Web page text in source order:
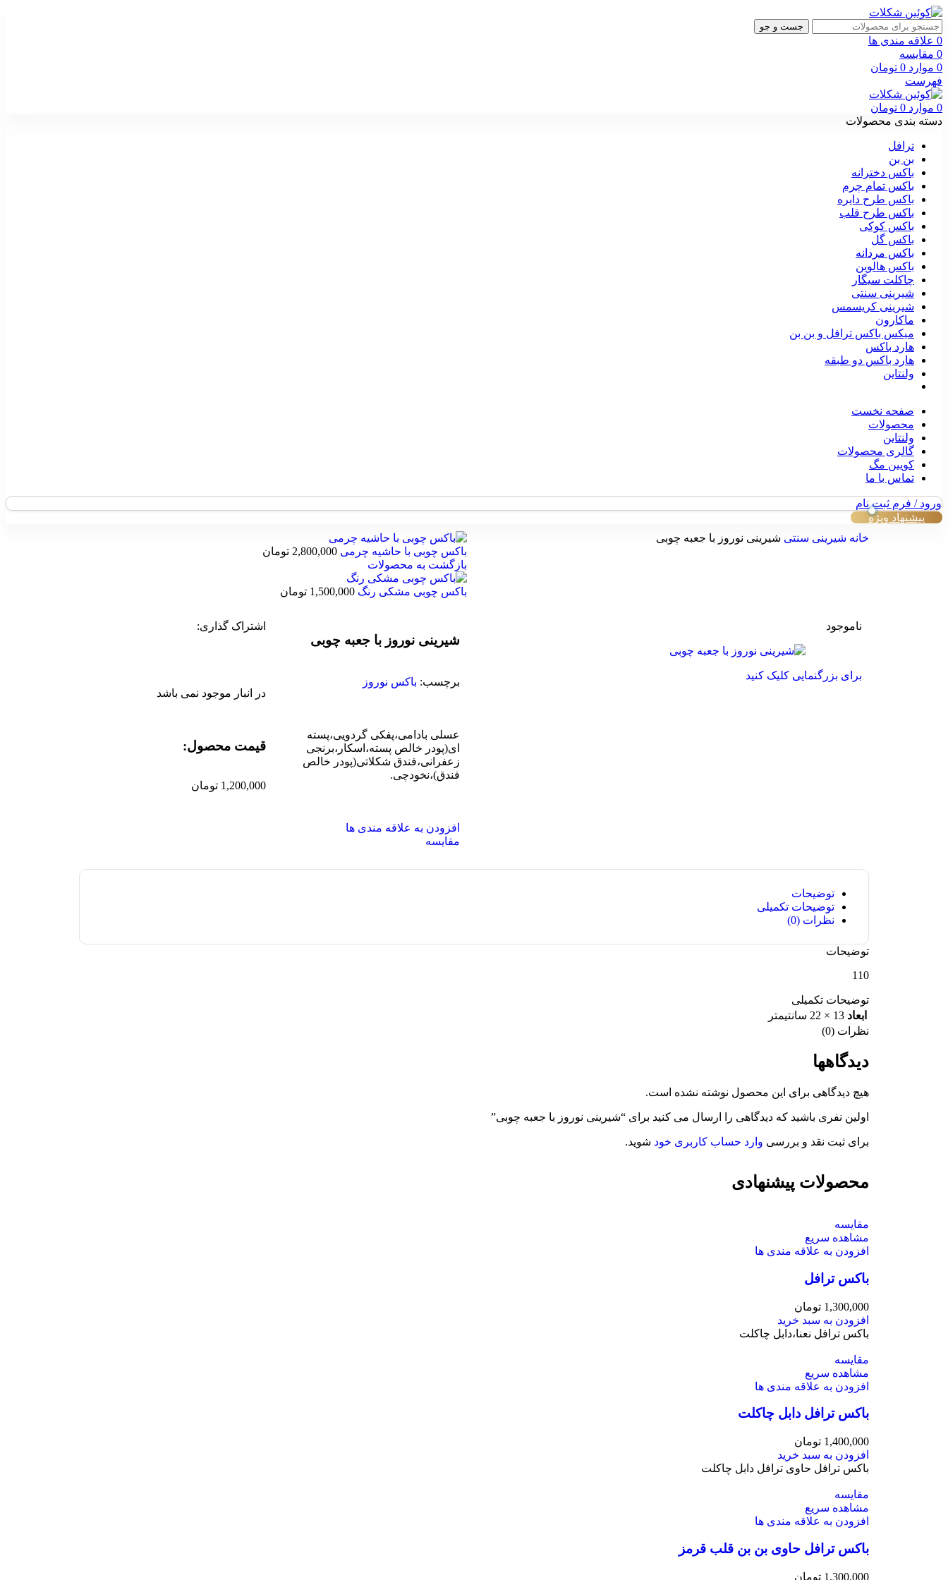
جست و جو
0 علاقه مندی ها
0 مقایسه
0 موارد 0 تومان
فهرست
0 موارد 0 تومان
دسته بندی محصولات
ترافل
بن بن
باکس دخترانه
باکس تمام چرم
باکس طرح دایره
باکس طرح قلب
باکس کوکی
باکس گل
باکس مردانه
باکس هالوین
چاکلت سیگار
شیرینی سنتی
شیرینی کریسمس
ماکارون
میکس باکس ترافل و بن بن
هارد باکس
هارد باکس دو طبقه
ولنتاین
صفحه نخست
محصولات
ولنتاین
گالری محصولات
کویین مگ
تماس با ما
ورود / فرم ثبت نام
پیشنهاد ویژه
خانه شیرینی سنتی شیرینی نوروز با جعبه چوبی
باکس چوبی با حاشیه چرمی 2,800,000 تومان
بازگشت به محصولات
باکس چوبی مشکی رنگ 1,500,000 تومان
ناموجود
برای بزرگنمایی کلیک کنید
شیرینی نوروز با جعبه چوبی
اشتراک گذاری:
برچسب: باکس نوروز
عسلی بادامی،پفکی گردویی،پسته
ای(پودر خالص پسته،اسکار،برنجی
زعفرانی،فندق شکلاتی(پودر خالص
فندق)،نخودچی.
افزودن به علاقه مندی ها
مقایسه
در انبار موجود نمی باشد
قیمت محصول:​
1,200,000 تومان
توضیحات
توضیحات تکمیلی
نظرات (0)
توضیحات
110
توضیحات تکمیلی
ابعاد 13 × 22 سانتیمتر
نظرات (0)
دیدگاهها
هیچ دیدگاهی برای این محصول نوشته نشده است.
اولین نفری باشید که دیدگاهی را ارسال می کنید برای “شیرینی نوروز با جعبه چوبی”
برای ثبت نقد و بررسی وارد حساب کاربری خود شوید.
محصولات پیشنهادی
مقایسه
مشاهده سریع
افزودن به علاقه مندی ها
باکس ترافل
1,300,000 تومان
افزودن به سبد خرید
باکس ترافل نعنا،دابل چاکلت
مقایسه
مشاهده سریع
افزودن به علاقه مندی ها
باکس ترافل دابل چاکلت
1,400,000 تومان
افزودن به سبد خرید
باکس ترافل حاوی ترافل دابل چاکلت
مقایسه
مشاهده سریع
افزودن به علاقه مندی ها
باکس ترافل حاوی بن بن قلب قرمز
1,300,000 تومان